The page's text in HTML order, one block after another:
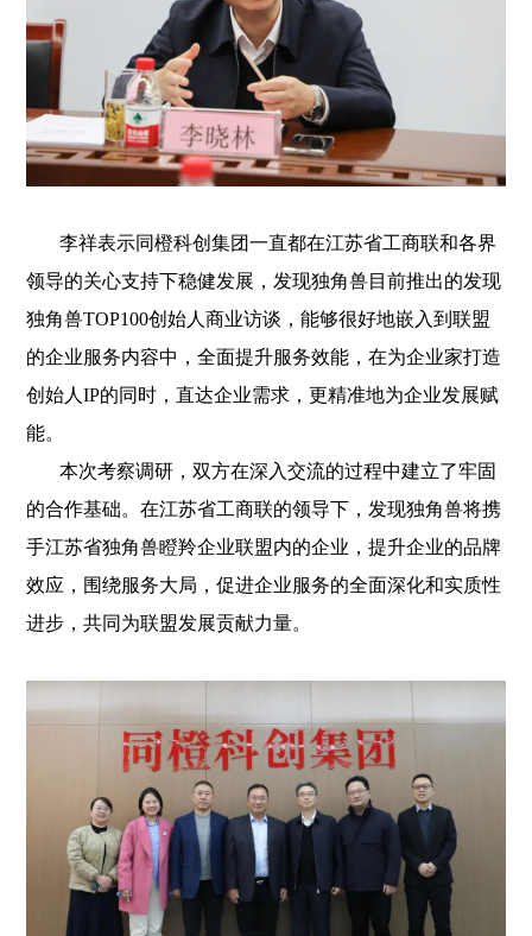
李祥表示同橙科创集团一直都在江苏省工商联和各界
领导的关心支持下稳健发展，发现独角兽目前推出的发现
独角兽TOP100创始人商业访谈，能够很好地嵌入到联盟
的企业服务内容中，全面提升服务效能，在为企业家打造
创始人IP的同时，直达企业需求，更精准地为企业发展赋
能。
本次考察调研，双方在深入交流的过程中建立了牢固
的合作基础。在江苏省工商联的领导下，发现独角兽将携
手江苏省独角兽瞪羚企业联盟内的企业，提升企业的品牌
效应，围绕服务大局，促进企业服务的全面深化和实质性
进步，共同为联盟发展贡献力量。